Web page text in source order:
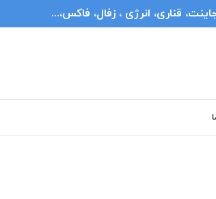
قناری، انرژی ، زفال، فاکس،...